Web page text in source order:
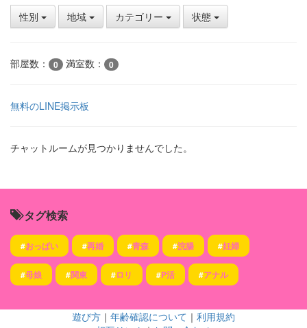
性別 地域 カテゴリー 状態
部屋数： 0 満室数： 0
無料のLINE掲示板
チャットルームが見つかりませんでした。
タグ検索
#おっぱい #再婚 #青森 #浣腸 #妊婦
#母娘 #関東 #ロリ #P活 #アナル
遊び方 ｜ 年齢確認について ｜ 利用規約